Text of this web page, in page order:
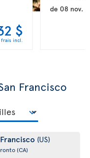
$
incl.
de 08 nov.
Francisco
(US)
(CA)